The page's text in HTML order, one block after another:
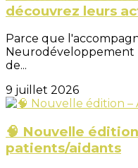
découvrez leurs
Parce que
de...
9 juillet 2026
🧠 Nouvelle
patients/aidants